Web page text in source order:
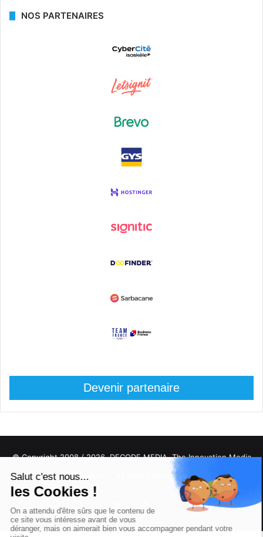
NOS PARTENAIRES
Devenir partenaire
© Copyright 2008 / 2026,DECODE MEDIA, The Innovation Media
Company.
All Rights Reserved
TwitterRSS